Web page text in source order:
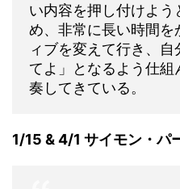
い内容を押し付けよ
め、非常に長い時間
ィブを変えて行き、
てよ」となるよう仕
奏してきている。
1/15 & 4/1 サイモン・パ